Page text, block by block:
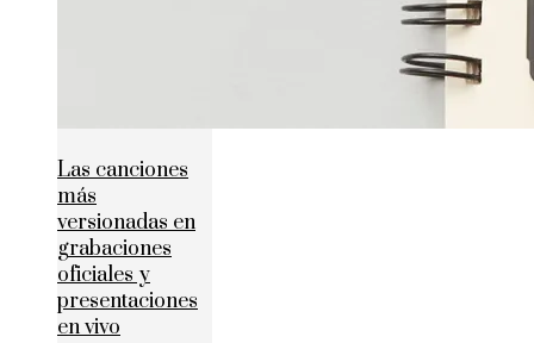
Las canciones
más
versionadas en
grabaciones
oficiales y
presentaciones
en vivo